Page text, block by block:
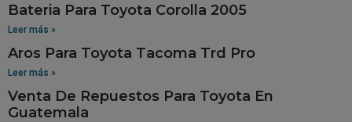
Bateria Para Toyota Corolla 2005
Leer más »
Aros Para Toyota Tacoma Trd Pro
Leer más »
Venta De Repuestos Para Toyota En
Guatemala